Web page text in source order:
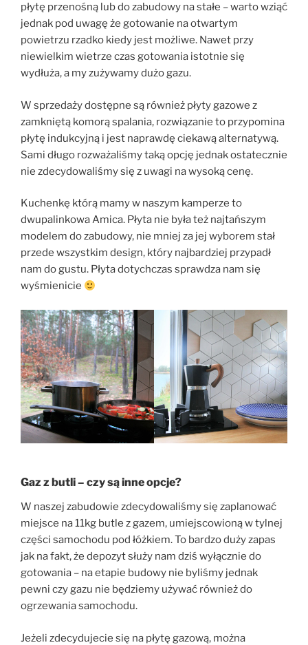
płytę przenośną lub do zabudowy na stałe – warto wziąć
jednak pod uwagę że gotowanie na otwartym
powietrzu rzadko kiedy jest możliwe. Nawet przy
niewielkim wietrze czas gotowania istotnie się
wydłuża, a my zużywamy dużo gazu.
W sprzedaży dostępne są również płyty gazowe z
zamkniętą komorą spalania, rozwiązanie to przypomina
płytę indukcyjną i jest naprawdę ciekawą alternatywą.
Sami długo rozważaliśmy taką opcję jednak ostatecznie
nie zdecydowaliśmy się z uwagi na wysoką cenę.
Kuchenkę którą mamy w naszym kamperze to
dwupalinkowa Amica. Płyta nie była też najtańszym
modelem do zabudowy, nie mniej za jej wyborem stał
przede wszystkim design, który najbardziej przypadł
nam do gustu. Płyta dotychczas sprawdza nam się
wyśmienicie
Gaz z butli – czy są inne opcje?
W naszej zabudowie zdecydowaliśmy się zaplanować
miejsce na 11kg butle z gazem, umiejscowioną w tylnej
części samochodu pod łóżkiem. To bardzo duży zapas
jak na fakt, że depozyt służy nam dziś wyłącznie do
gotowania – na etapie budowy nie byliśmy jednak
pewni czy gazu nie będziemy używać również do
ogrzewania samochodu.
Jeżeli zdecydujecie się na płytę gazową, można